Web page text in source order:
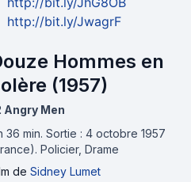
http://bit.ly/JwagrF
Hommes en
(1957)
Angry Men
36 min. Sortie : 4 octobre 1957
Policier, Drame
de Sidney Lumet